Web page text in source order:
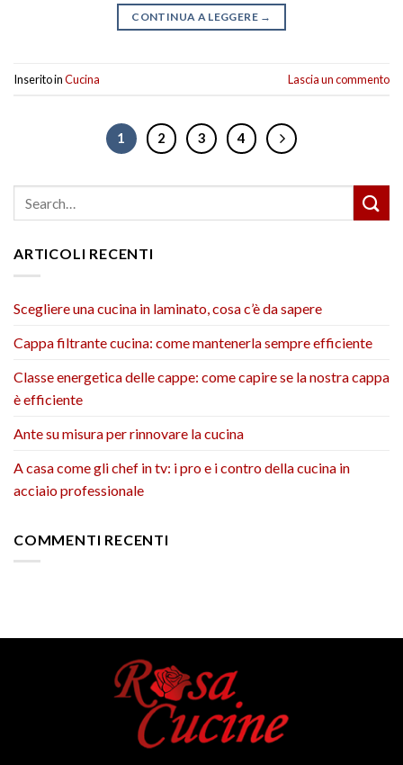
CONTINUA A LEGGERE →
Inserito inCucina Lascia un commento
1 2 3 4
ARTICOLI RECENTI
Scegliere una cucina in laminato, cosa c’è da sapere
Cappa filtrante cucina: come mantenerla sempre efficiente
Classe energetica delle cappe: come capire se la nostra cappa
è efficiente
Ante su misura per rinnovare la cucina
A casa come gli chef in tv: i pro e i contro della cucina in
acciaio professionale
COMMENTI RECENTI